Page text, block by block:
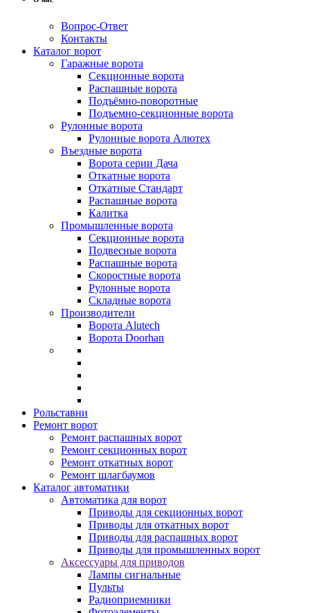
Вопрос-Ответ
Контакты
Каталог ворот
Гаражные ворота
Секционные ворота
Распашные ворота
Подъёмно-поворотные
Подъемно-секционные ворота
Рулонные ворота
Рулонные ворота Алютех
Въездные ворота
Ворота серии Дача
Откатные ворота
Откатные Стандарт
Распашные ворота
Калитка
Промышленные ворота
Секционные ворота
Подвесные ворота
Распашные ворота
Скоростные ворота
Рулонные ворота
Складные ворота
Производители
Ворота Alutech
Ворота Doorhan
Рольставни
Ремонт ворот
Ремонт распашных ворот
Ремонт секционных ворот
Ремонт откатных ворот
Ремонт шлагбаумов
Каталог автоматики
Автоматика для ворот
Приводы для секционных ворот
Приводы для откатных ворот
Приводы для распашных ворот
Приводы для промышленных ворот
Аксессуары для приводов
Лампы сигнальные
Пульты
Радиоприемники